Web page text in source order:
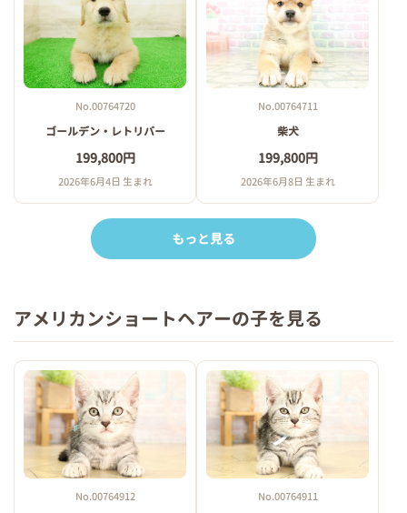
No.00764720
ゴールデン・レトリバー
199,800円
2026年6月4日 生まれ
No.00764711
柴犬
199,800円
2026年6月8日 生まれ
もっと見る
アメリカンショートヘアーの子を見る
No.00764912 No.00764911